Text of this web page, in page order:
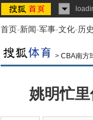
首页-新闻-军事-文化-历史
> CBA南方
姚明忙